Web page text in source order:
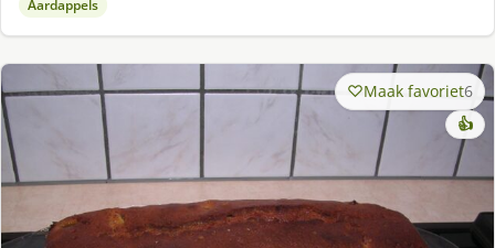
Aardappels
Maak favoriet6
👍